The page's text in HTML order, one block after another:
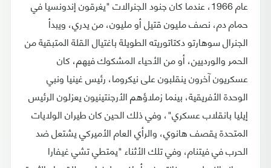
عام 1966، عندما كان جنود الجنرالات "يغرقون إندونسيا في
حمام دم، نصف مليون قتيل أو مليون، من يدري، ويبدأ
الجنرال سوهارتو دكتاتوريته الطويلة باغتيال القلة المتبقية من
الحمر والورديين، أو من الأحياء المشكوك فيهم، كان
عسكريون آخرون ينقلبون على نيكروما، رئيس غينيا ونبي
الوحدة الأفريقية، بينما زملاؤهم الأرجنتينيون يعزلون الرئيس
إيليا بانقلاب عسكري"، وفي ذلك الحين كان طيران الولايات
المتحدة يقصف هانوي، والرأي العام الأميركي يشتعل ضد
الحرب في فيتنام، وفي تلك الأثناء "يمتطي تشي غيفارا